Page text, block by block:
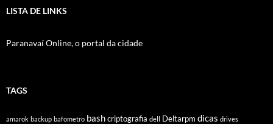
LISTA DE LINKS
Paranavaí Online, o portal da cidade
TAGS
amarok backup bafometro bashcriptografia dell Deltarpm dicas drives